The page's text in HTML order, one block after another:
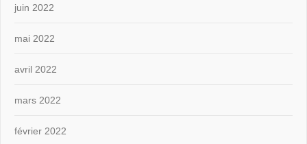
juin 2022
mai 2022
avril 2022
mars 2022
février 2022